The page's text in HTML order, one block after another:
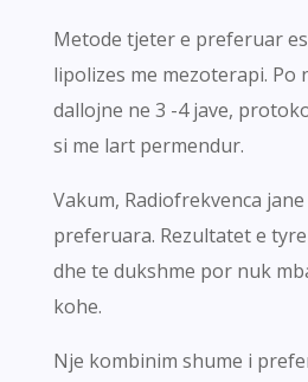
Metode tjeter e preferuar
lipolizes me mezoterapi. Po
dallojne ne 3 -4 jave,
si me lart permendur.
Vakum, Radiofrekvenca
preferuara. Rezultatet e
dhe te dukshme por nuk
kohe.
Nje kombinim shume i